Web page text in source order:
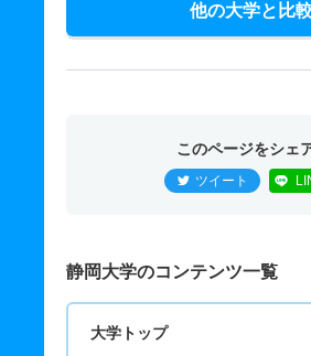
他の大学と比
このページをシェ
ツイート
静岡大学のコンテンツ一覧
大学トップ